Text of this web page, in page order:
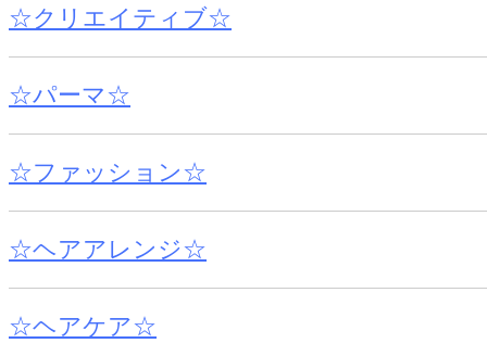
☆クリエイティブ☆
☆パーマ☆
☆ファッション☆
☆ヘアアレンジ☆
☆ヘアケア☆